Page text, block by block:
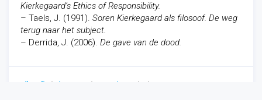
Kierkegaard’s Ethics of Responsibility.
– Taels, J. (1991). Soren Kierkegaard als filosoof. De weg
terug naar het subject.
– Derrida, J. (2006). De gave van de dood.